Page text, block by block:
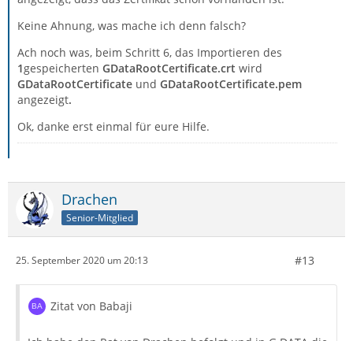
Keine Ahnung, was mache ich denn falsch?
Ach noch was, beim Schritt 6, das Importieren des
1gespeicherten GDataRootCertificate.crt wird
GDataRootCertificate und GDataRootCertificate.pem
angezeigt.
Ok, danke erst einmal für eure Hilfe.
Drachen
Senior-Mitglied
25. September 2020 um 20:13 #13
Zitat von Babaji